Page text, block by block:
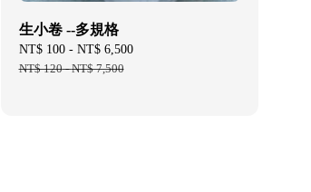
生小卷 --多規格
Sale
price
NT$ 100- NT$ 6,500
NT$ 120-NT$ 7,500